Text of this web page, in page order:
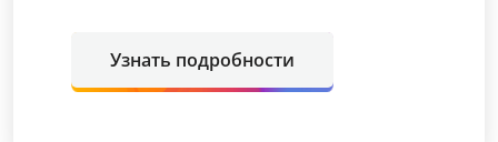
Узнать подробности